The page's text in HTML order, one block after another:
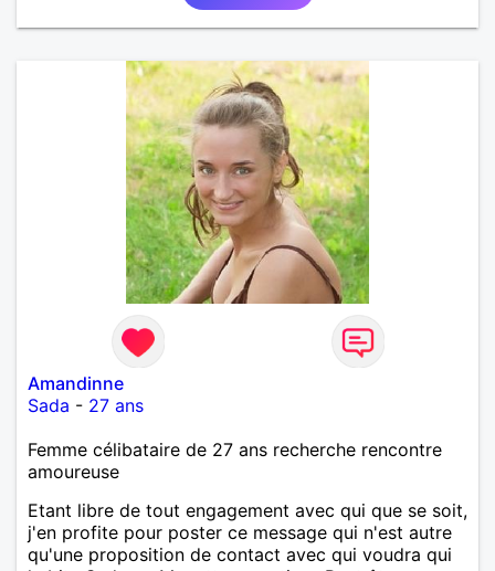
Amandinne
Sada - 27 ans
Femme célibataire de 27 ans recherche rencontre
amoureuse
Etant libre de tout engagement avec qui que se soit,
j'en profite pour poster ce message qui n'est autre
qu'une proposition de contact avec qui voudra qui